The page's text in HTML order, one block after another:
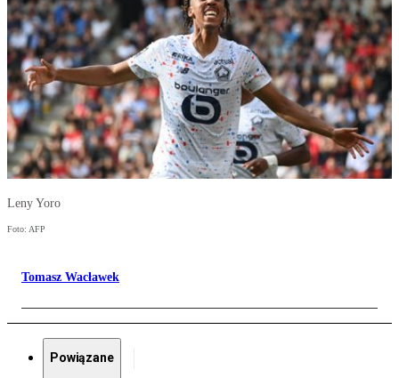
Leny Yoro
Foto: AFP
Tomasz Wacławek
Powiązane